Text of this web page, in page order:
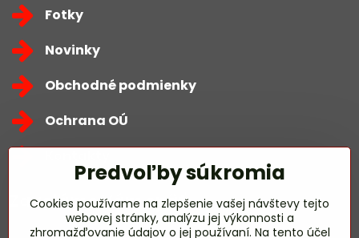
Fotky
Novinky
Obchodné podmienky
Ochrana OÚ
Zavoláme Vám späť
Predvoľby súkromia
Cookies používame na zlepšenie vašej návštevy tejto
webovej stránky, analýzu jej výkonnosti a
zhromažďovanie údajov o jej používaní. Na tento účel